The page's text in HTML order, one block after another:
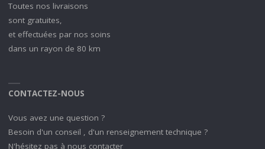
Toutes nos livraisons
sont gratuites,
et effectuées par nos soins
dans un rayon de 80 km
CONTACTEZ-NOUS
Vous avez une question ?
Besoin d'un conseil , d'un renseignement technique ?
N'hésitez pas à nous contacter